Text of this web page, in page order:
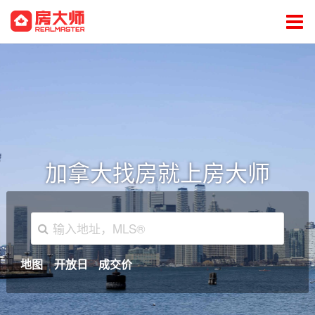
加拿大找房就上房大师
地图 开放日 成交价